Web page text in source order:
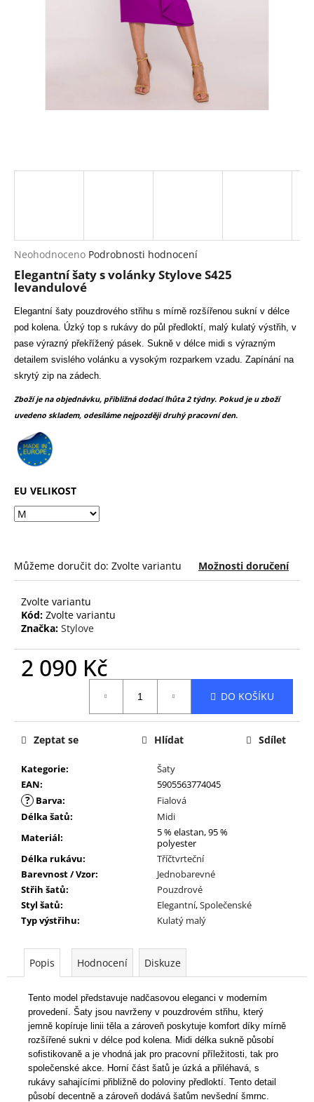
Průměrné
hodnocení
produktu
je
0,0
5
hvězdiček.
Neohodnoceno Podrobnosti hodnocení
Elegantní šaty s volánky Stylove S425
levandulové
Elegantní šaty pouzdrového střihu s mírně rozšířenou sukní v délce
pod kolena. Úzký top s rukávy do půl předloktí, malý kulatý výstřih, v
pase výrazný překřížený pásek. Sukně v délce midi s výrazným
detailem svislého volánku a vysokým rozparkem vzadu. Zapínání na
skrytý zip na zádech.
Zboží je na objednávku, přibližná dodací lhůta 2 týdny. Pokud je u zboží
uvedeno skladem, odesíláme nejpozději druhý pracovní den.
EU VELIKOST
Můžeme doručit do: Zvolte variantu Možnosti doručení
Zvolte variantu
Kód: Zvolte variantu
Značka: Stylove
2 090 Kč
DO KOŠÍKU
Kategorie:
Šaty
EAN: 5905563774045
? Barva:
Fialová
Délka šatů:
Midi
Materiál:
5 % elastan, 95 %
polyester
Délka rukávu:
Tříčtvrteční
Barevnost / Vzor:
Jednobarevné
Střih šatů:
Pouzdrové
Styl šatů: Elegantní,Společenské
Typ výstřihu: Kulatý malý
Zeptat se Hlídat Sdílet
Popis Hodnocení Diskuze
Tento model představuje nadčasovou eleganci v moderním
provedení. Šaty jsou navrženy v pouzdrovém střihu, který
jemně kopíruje linii těla a zároveň poskytuje komfort díky mírně
rozšířené sukni v délce pod kolena. Midi délka sukně působí
sofistikovaně a je vhodná jak pro pracovní příležitosti, tak pro
společenské akce. Horní část šatů je úzká a přiléhavá, s
rukávy sahajícími přibližně do poloviny předloktí. Tento detail
působí decentně a zároveň dodává šatům nevšední šmrnc.
o
p
o
r
č
u
j
e
m
e